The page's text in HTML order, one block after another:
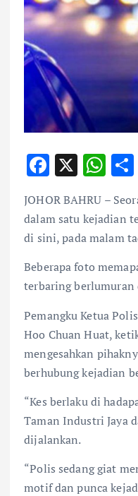
F
e
b
o
X W
at
s
p
JOHOR BAHRU –
dalam satu kejadian
di sini, pada malam
Beberapa foto
terbaring berlumuran
Pemangku Ketua
Hoo Chuan Huat,
mengesahkan
berhubung kejadian
“Kes berlaku di
Taman Industri Jaya
dijalankan.
“Polis sedang giat
motif dan punca